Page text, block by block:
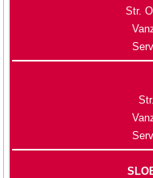
Str.